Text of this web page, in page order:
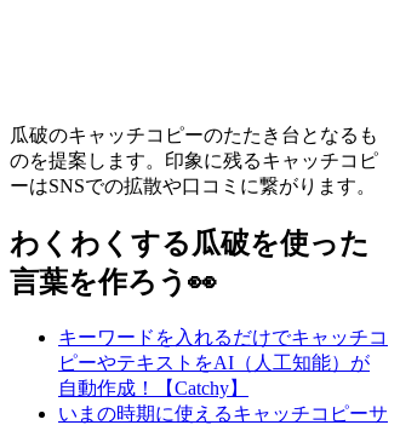
瓜破のキャッチコピーのたたき台となるも
のを提案します。印象に残るキャッチコピ
ーはSNSでの拡散や口コミに繋がります。
わくわくする瓜破を使った
言葉を作ろう👀
キーワードを入れるだけでキャッチコ
ピーやテキストをAI（人工知能）が
自動作成！【Catchy】
いまの時期に使えるキャッチコピーサ